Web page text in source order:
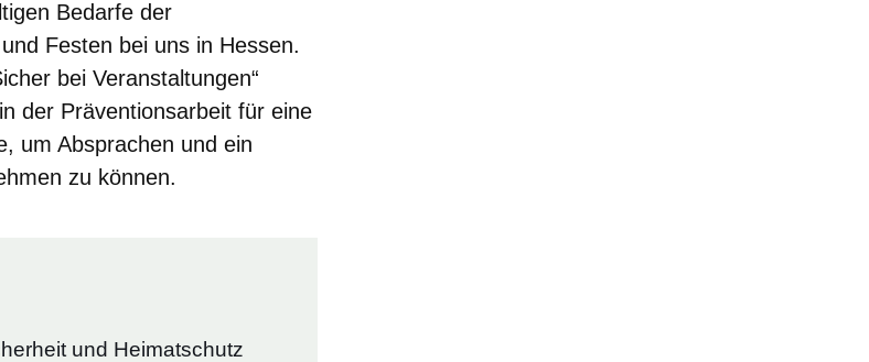
Bedarfe der
Festen bei uns in Hessen.
bei Veranstaltungen“
der Präventionsarbeit für eine
um Absprachen und ein
zu können.
und Heimatschutz